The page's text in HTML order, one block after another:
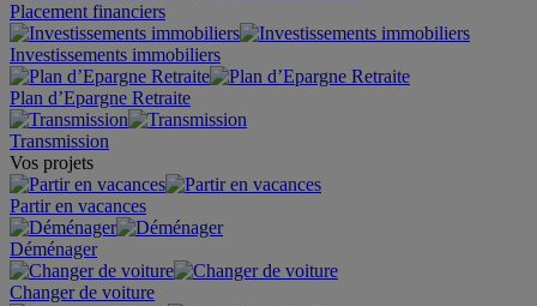
Placement financiers
Investissements immobiliers
Plan d’Epargne Retraite
Transmission
Vos projets
Partir en vacances
Déménager
Changer de voiture